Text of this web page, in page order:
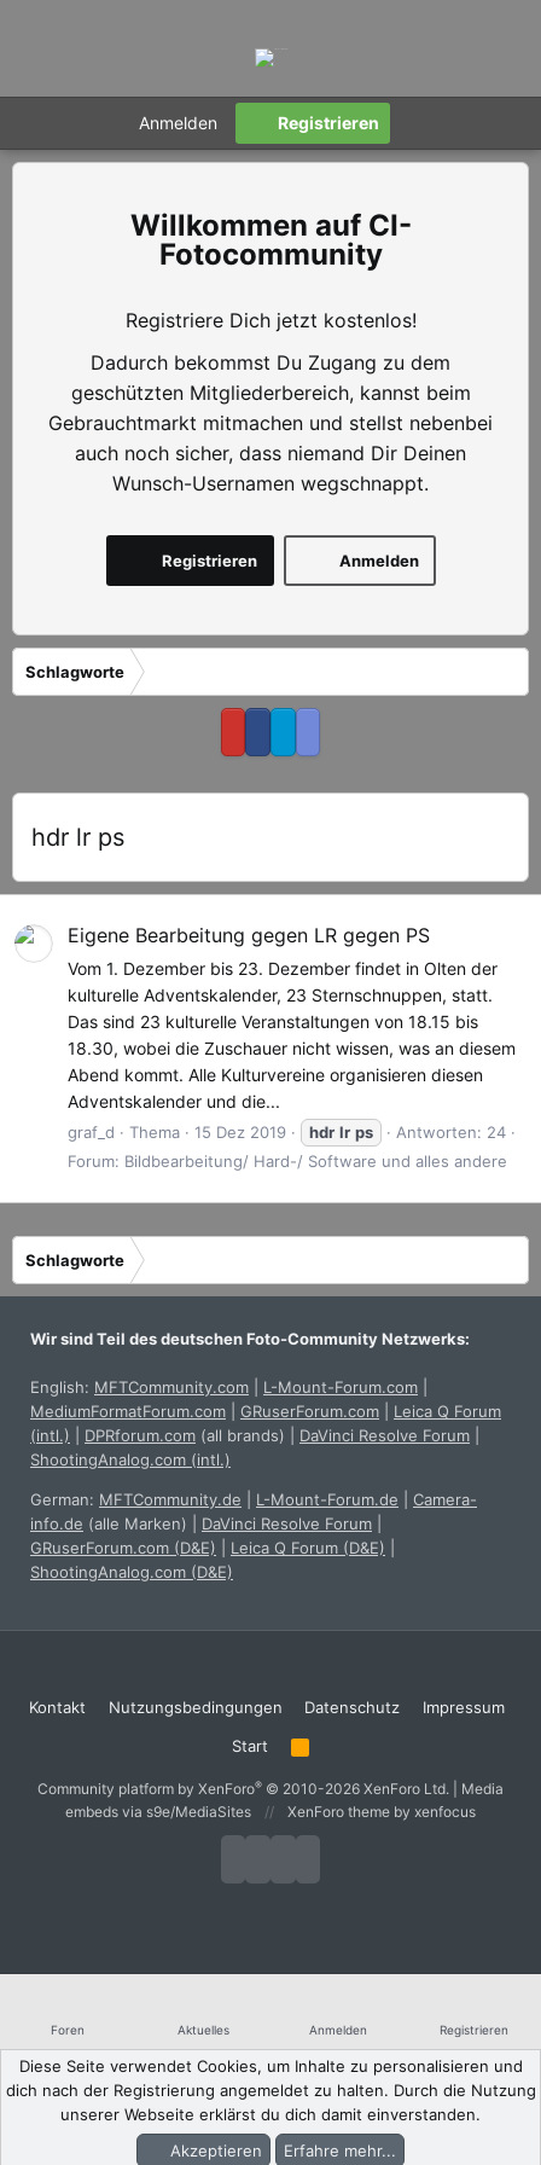
Anmelden Registrieren
CI-
Fotocommunity
Registriere Dich jetzt kostenlos!
Dadurch bekommst Du Zugang zu dem
geschützten Mitgliederbereich, kannst beim
Gebrauchtmarkt mitmachen und stellst nebenbei
auch noch sicher, dass niemand Dir Deinen
Wunsch-Usernamen wegschnappt.
Anmelden
Registrieren
Schlagworte
hdr lr ps
Eigene Bearbeitung gegen LR gegen PS
Vom 1. Dezember bis 23. Dezember findet in Olten der
kulturelle Adventskalender, 23 Sternschnuppen, statt.
Das sind 23 kulturelle Veranstaltungen von 18.15 bis
18.30, wobei die Zuschauer nicht wissen, was an diesem
Abend kommt. Alle Kulturvereine organisieren diesen
Adventskalender und die...
graf_d Thema 15 Dez 2019 hdr lr ps
Antworten: 24
Forum: Bildbearbeitung/ Hard-/ Software und alles andere
Schlagworte
Wir sind Teil des deutschen Foto-Community Netzwerks:
English: MFTCommunity.com L-Mount-Forum.com
MediumFormatForum.com
GRuserForum.com
Leica Q Forum
(intl.)
DPRforum.com (all brands) DaVinci Resolve Forum
ShootingAnalog.com (intl.)
German: MFTCommunity.de L-Mount-Forum.de
Camera-
info.de (alle Marken) DaVinci Resolve Forum
GRuserForum.com (D&E)
Leica Q Forum (D&E)
ShootingAnalog.com (D&E)
Kontakt Nutzungsbedingungen Datenschutz
Impressum
Start
R
Community platform by XenForo® © 2010-2026 XenForo Ltd.
Media
embeds via s9e/MediaSites
XenForo theme by xenfocus
Foren Aktuelles Anmelden Registrieren
Diese Seite verwendet Cookies, um Inhalte zu personalisieren und
dich nach der Registrierung angemeldet zu halten. Durch die Nutzung
unserer Webseite erklärst du dich damit einverstanden.
Akzeptieren
Erfahre mehr...